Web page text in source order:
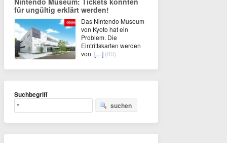
für ungültig erklärt werden!
Das Nintendo Museum
von Kyoto hat ein
Problem. Die
Eintrittskarten werden
von […] (00)
Suchbegriff
suchen